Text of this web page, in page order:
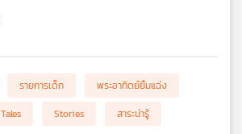
รายการเด็ก
พระอาทิตย์ยิ้มแฉ่ง
Tales Stories สาระน่ารู้